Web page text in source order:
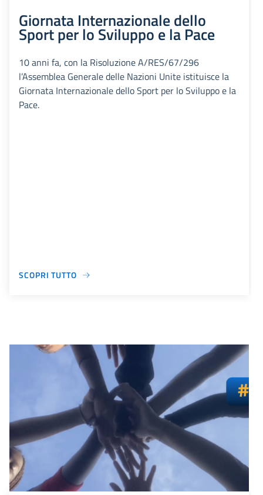
Giornata Internazionale dello
Sport per lo Sviluppo e la Pace
10 anni fa, con la Risoluzione A/RES/67/296
l’Assemblea Generale delle Nazioni Unite istituisce la
Giornata Internazionale dello Sport per lo Sviluppo e la
Pace.
SCOPRI TUTTO